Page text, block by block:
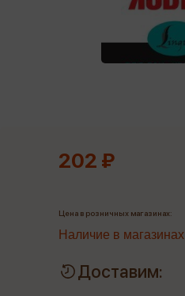
202 ₽
Цена в розничных магазинах:
Наличие в магазинах
Доставим: